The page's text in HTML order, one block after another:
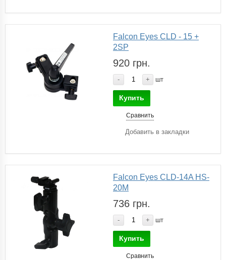
Falcon Eyes CLD - 15 +
2SP
920 грн.
- + шт
Купить
Сравнить
Добавить в закладки
Falcon Eyes CLD-14A HS-
20M
736 грн.
- + шт
Купить
Сравнить